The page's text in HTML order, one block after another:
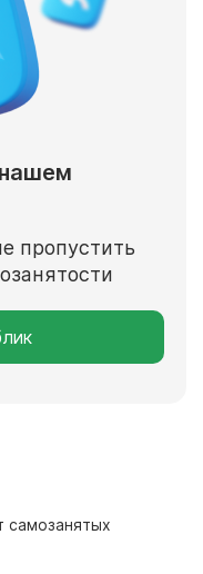
пропустить
самозанятых